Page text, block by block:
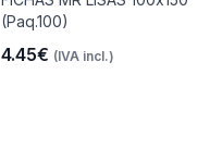
(Paq.100)
4.45€ (IVA incl.)